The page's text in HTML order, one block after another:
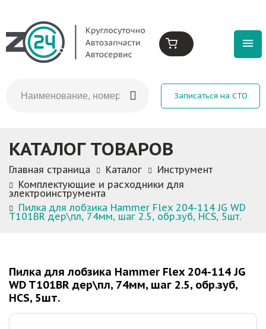
Записаться на СТО
КАТАЛОГ ТОВАРОВ
Главная страница Каталог
Инструмент
Комплектующие и расходники для
электроинструмента
Пилка для лобзика Hammer Flex 204-114 JG WD
T101BR дер\пл, 74мм, шаг 2.5, обр.зуб, HCS, 5шт.
Пилка для лобзика Hammer Flex 204-114 JG
WD T101BR дер\пл, 74мм, шаг 2.5, обр.зуб,
HCS, 5шт.